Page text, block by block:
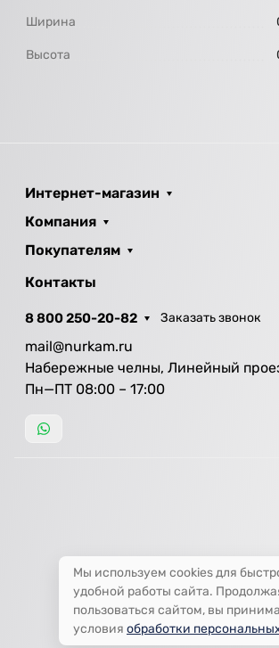
Ширина
Высота
Интернет-магазин
Компания
Покупателям
Контакты
8 800 250-20-82 Заказать звонок
mail@nurkam.ru
Набережные челны, Линейный
Пн—ПТ 08:00 – 17:00
Мы используем cookies для
удобной работы сайта.
пользоваться сайтом, вы
условия обработки